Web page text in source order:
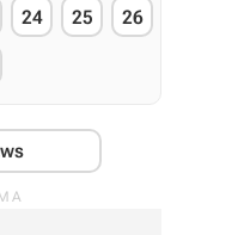
24 25 26